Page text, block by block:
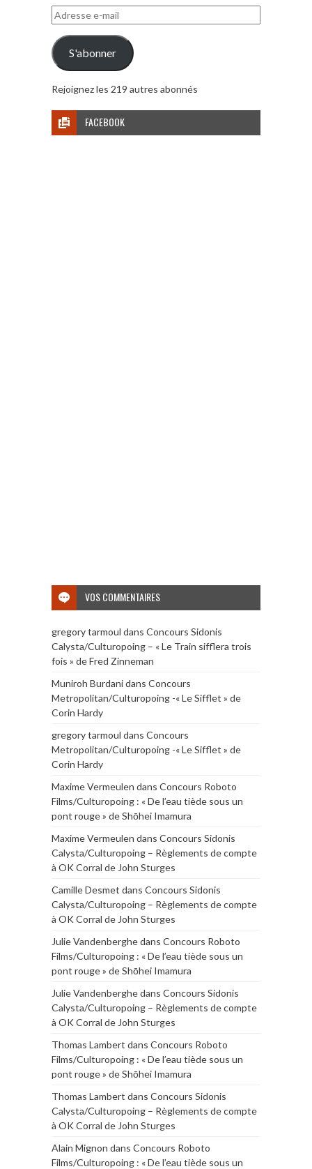
Adresse
e-
mail
S'abonner
Rejoignez les 219 autres abonnés
FACEBOOK
VOS COMMENTAIRES
gregory tarmoul dans Concours Sidonis
Calysta/Culturopoing – « Le Train sifflera trois
fois » de Fred Zinneman
Muniroh Burdanidans Concours
Metropolitan/Culturopoing -« Le Sifflet » de
Corin Hardy
gregory tarmoul dans Concours
Metropolitan/Culturopoing -« Le Sifflet » de
Corin Hardy
Maxime Vermeulen dans Concours Roboto
Films/Culturopoing : « De l’eau tiède sous un
pont rouge » de Shōhei Imamura
Maxime Vermeulen dans Concours Sidonis
Calysta/Culturopoing – Règlements de compte
à OK Corral de John Sturges
Camille Desmet dans Concours Sidonis
Calysta/Culturopoing – Règlements de compte
à OK Corral de John Sturges
Julie Vandenberghedans Concours Roboto
Films/Culturopoing : « De l’eau tiède sous un
pont rouge » de Shōhei Imamura
Julie Vandenberghedans Concours Sidonis
Calysta/Culturopoing – Règlements de compte
à OK Corral de John Sturges
Thomas Lambert dans Concours Roboto
Films/Culturopoing : « De l’eau tiède sous un
pont rouge » de Shōhei Imamura
Thomas Lambert dans Concours Sidonis
Calysta/Culturopoing – Règlements de compte
à OK Corral de John Sturges
Alain Mignon dans Concours Roboto
Films/Culturopoing : « De l’eau tiède sous un